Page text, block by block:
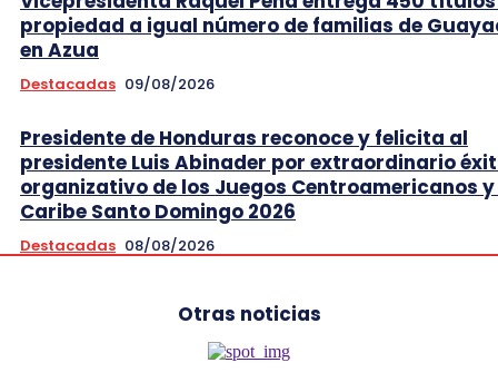
propiedad a igual número de familias de
en Azua
Destacadas 09/08/2026
Presidente de Honduras reconoce y felicita al
presidente Luis Abinader por extraordinario
organizativo de los Juegos Centroamericanos
Caribe Santo Domingo 2026
Destacadas 08/08/2026
Otras noticias